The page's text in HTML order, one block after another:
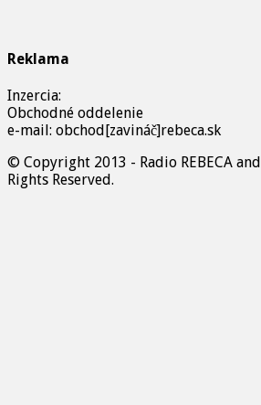
Reklama
Inzercia:
Obchodné oddelenie
e-mail: obchod[zavináč]rebeca.sk
© Copyright 2013 - Radio REBECA and
Rights Reserved.